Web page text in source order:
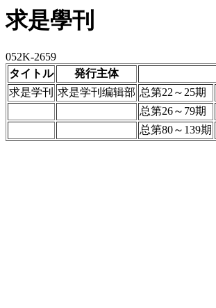
求是學刊
052K-2659
タイトル
発行主体
求是学刊 求是学刊编辑部 总第22～25期
总第26～79期
总第80～139期